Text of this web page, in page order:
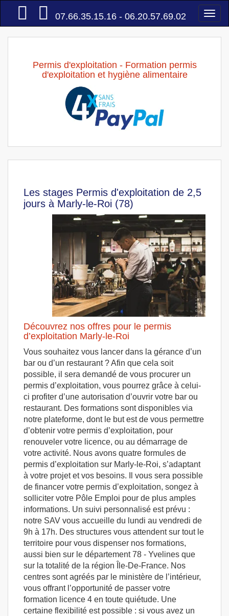
Accueil
07.66.35.15.16 - 06.20.57.69.02
Permis d'exploitation - Formation permis
d'exploitation et hygiène alimentaire
Les stages Permis d'exploitation de 2,5
jours à Marly-le-Roi (78)
Découvrez nos offres pour le permis
d’exploitation Marly-le-Roi
Vous souhaitez vous lancer dans la gérance d’un
bar ou d’un restaurant ? Afin que cela soit
possible, il sera demandé de vous procurer un
permis d’exploitation, vous pourrez grâce à celui-
ci profiter d’une autorisation d’ouvrir votre bar ou
restaurant. Des formations sont disponibles via
notre plateforme, dont le but est de vous permettre
d’obtenir votre permis d’exploitation, pour
renouveler votre licence, ou au démarrage de
votre activité. Nous avons quatre formules de
permis d’exploitation sur Marly-le-Roi, s’adaptant
à votre projet et vos besoins. Il vous sera possible
de financer votre permis d’exploitation, songez à
solliciter votre Pôle Emploi pour de plus amples
informations. Un suivi personnalisé est prévu :
notre SAV vous accueille du lundi au vendredi de
9h à 17h. Des structures vous attendent sur tout le
territoire pour vous dispenser nos formations,
aussi bien sur le département 78 - Yvelines que
sur la totalité de la région Île-De-France. Nos
centres sont agréés par le ministère de l’intérieur,
vous offrant l’opportunité de passer votre
formation licence 4 en toute quiétude. Une
certaine flexibilité est possible : si vous avez un